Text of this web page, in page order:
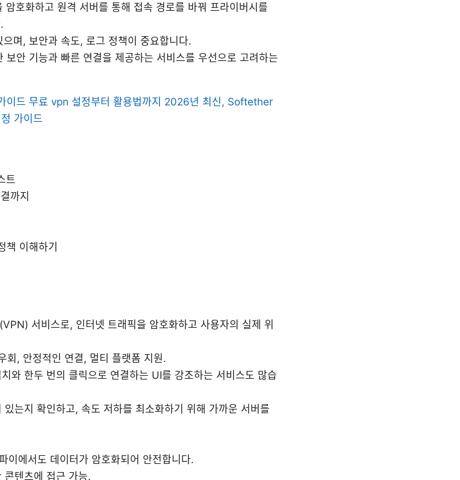
호화하고 원격 서버를 통해 접속 경로를 바꿔 프라이버시를
며, 보안과 속도, 로그 정책이 중요합니다.
보안 기능과 빠른 연결을 제공하는 서비스를 우선으로 고려하는
이드 무료 vpn 설정부터 활용법까지 2026년 최신, Softether
가이드
트
까지
책 이해하기
서비스로, 인터넷 트래픽을 암호화하고 사용자의 실제 위
회, 안정적인 연결, 멀티 플랫폼 지원.
와 한두 번의 클릭으로 연결하는 UI를 강조하는 서비스도 많습
는지 확인하고, 속도 저하를 최소화하기 위해 가까운 서버를
이에서도 데이터가 암호화되어 안전합니다.
콘텐츠에 접근 가능.